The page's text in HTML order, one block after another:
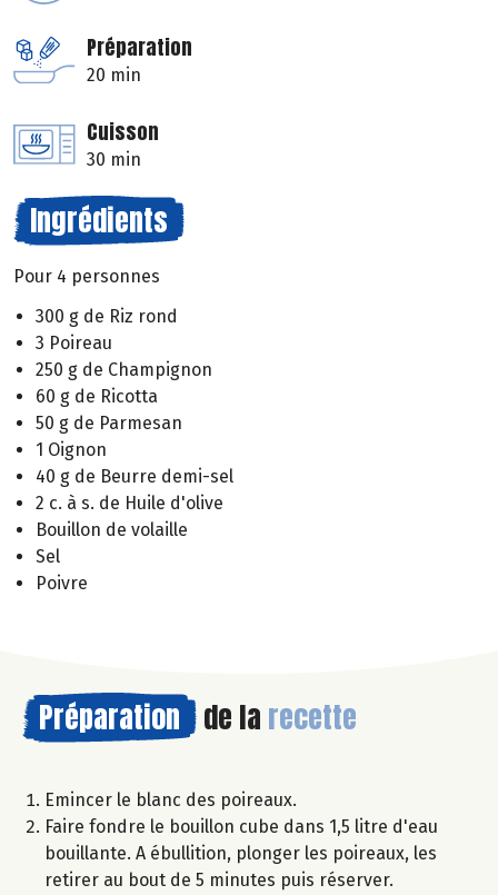
Préparation
20 min
Cuisson
30 min
Ingrédients
Pour 4 personnes
300 g de Riz rond
3 Poireau
250 g de Champignon
60 g de Ricotta
50 g de Parmesan
1 Oignon
40 g de Beurre demi-sel
2 c. à s. de Huile d'olive
Bouillon de volaille
Sel
Poivre
Préparation de la recette
Emincer le blanc des poireaux.
Faire fondre le bouillon cube dans 1,5 litre d'eau
bouillante. A ébullition, plonger les poireaux, les
retirer au bout de 5 minutes puis réserver.